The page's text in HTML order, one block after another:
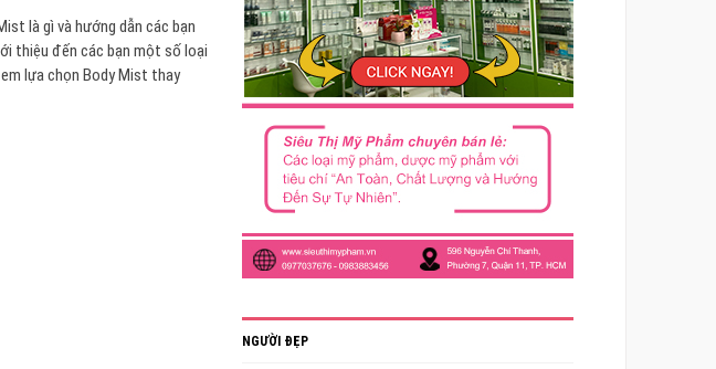
là gì và hướng dẫn các bạn
thiệu đến các bạn một số loại
lựa chọn Body Mist thay
NGƯỜI ĐẸP